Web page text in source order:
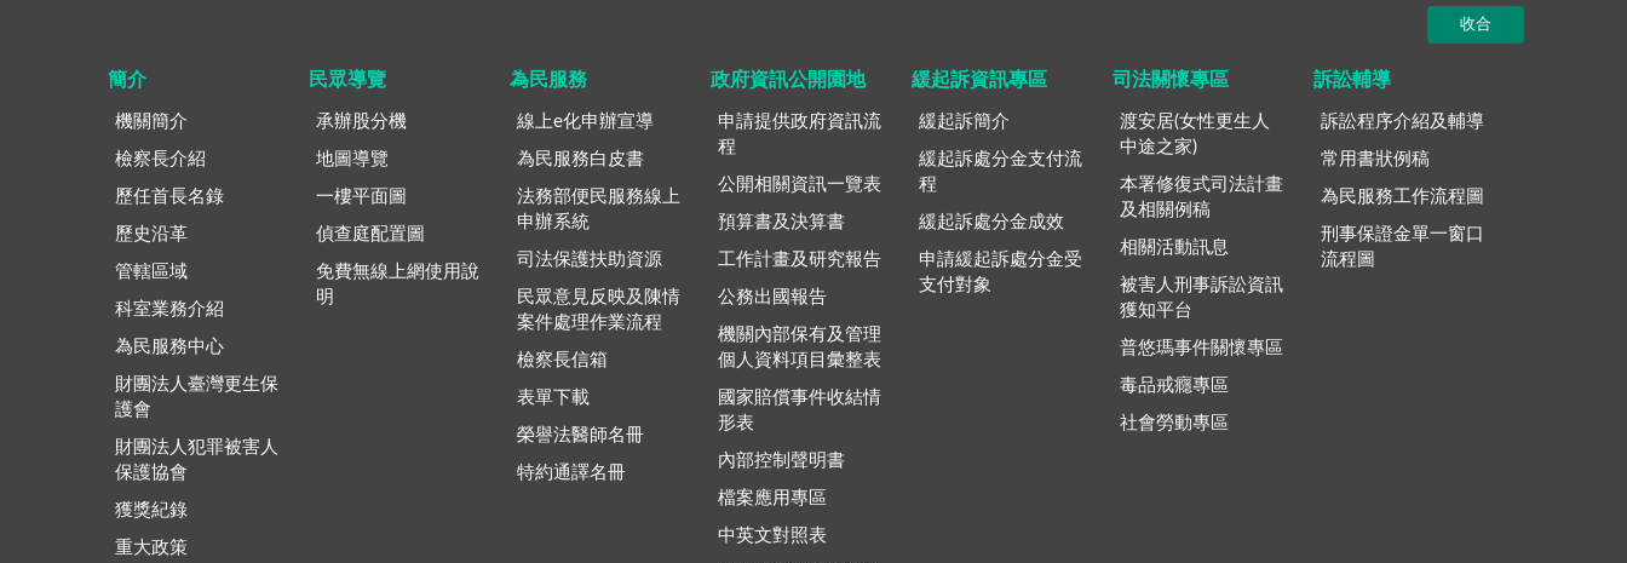
收合
簡介
機關簡介
檢察長介紹
歷任首長名錄
歷史沿革
管轄區域
科室業務介紹
為民服務中心
財團法人臺灣更生保
護會
財團法人犯罪被害人
保護協會
獲獎紀錄
重大政策
民眾導覽
承辦股分機
地圖導覽
一樓平面圖
偵查庭配置圖
免費無線上網使用說
明
為民服務
線上e化申辦宣導
為民服務白皮書
法務部便民服務線上
申辦系統
司法保護扶助資源
民眾意見反映及陳情
案件處理作業流程
檢察長信箱
表單下載
榮譽法醫師名冊
特約通譯名冊
政府資訊公開園地
申請提供政府資訊流
程
公開相關資訊一覽表
預算書及決算書
工作計畫及研究報告
公務出國報告
機關內部保有及管理
個人資料項目彙整表
國家賠償事件收結情
形表
內部控制聲明書
檔案應用專區
中英文對照表
緩起訴資訊專區
緩起訴簡介
緩起訴處分金支付流
程
緩起訴處分金成效
申請緩起訴處分金受
支付對象
司法關懷專區
渡安居(女性更生人
中途之家)
本署修復式司法計畫
及相關例稿
相關活動訊息
被害人刑事訴訟資訊
獲知平台
普悠瑪事件關懷專區
毒品戒癮專區
社會勞動專區
訴訟輔導
訴訟程序介紹及輔導
常用書狀例稿
為民服務工作流程圖
刑事保證金單一窗口
流程圖